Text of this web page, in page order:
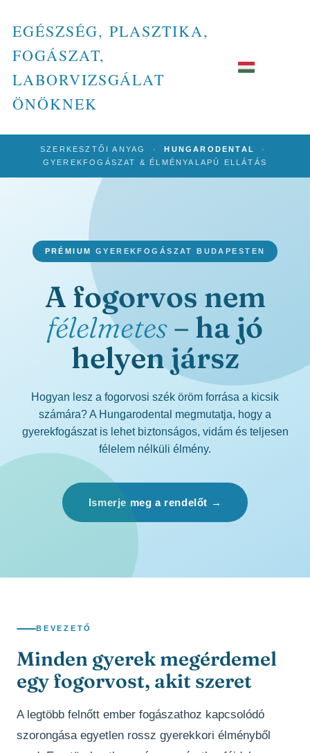
EGÉSZSÉG, PLASZTIKA,
FOGÁSZAT,
LABORVIZSGÁLAT
ÖNÖKNEK
SZERKESZTŐI ANYAG ·HUNGARODENTAL
·
GYEREKFOGÁSZAT & ÉLMÉNYALAPÚ ELLÁTÁS
PRÉMIUM GYEREKFOGÁSZAT BUDAPESTEN
A fogorvos nem
félelmetes– ha jó
helyen jársz
Hogyan lesz a fogorvosi szék öröm forrása a kicsik
számára? A Hungarodental megmutatja, hogy a
gyerekfogászat is lehet biztonságos, vidám és teljesen
félelem nélküli élmény.
Ismerje meg a rendelőt →
BEVEZETŐ
Minden gyerek megérdemel
egy fogorvost, akit szeret
A legtöbb felnőtt ember fogászathoz kapcsolódó
szorongása egyetlen rossz gyerekkori élményből